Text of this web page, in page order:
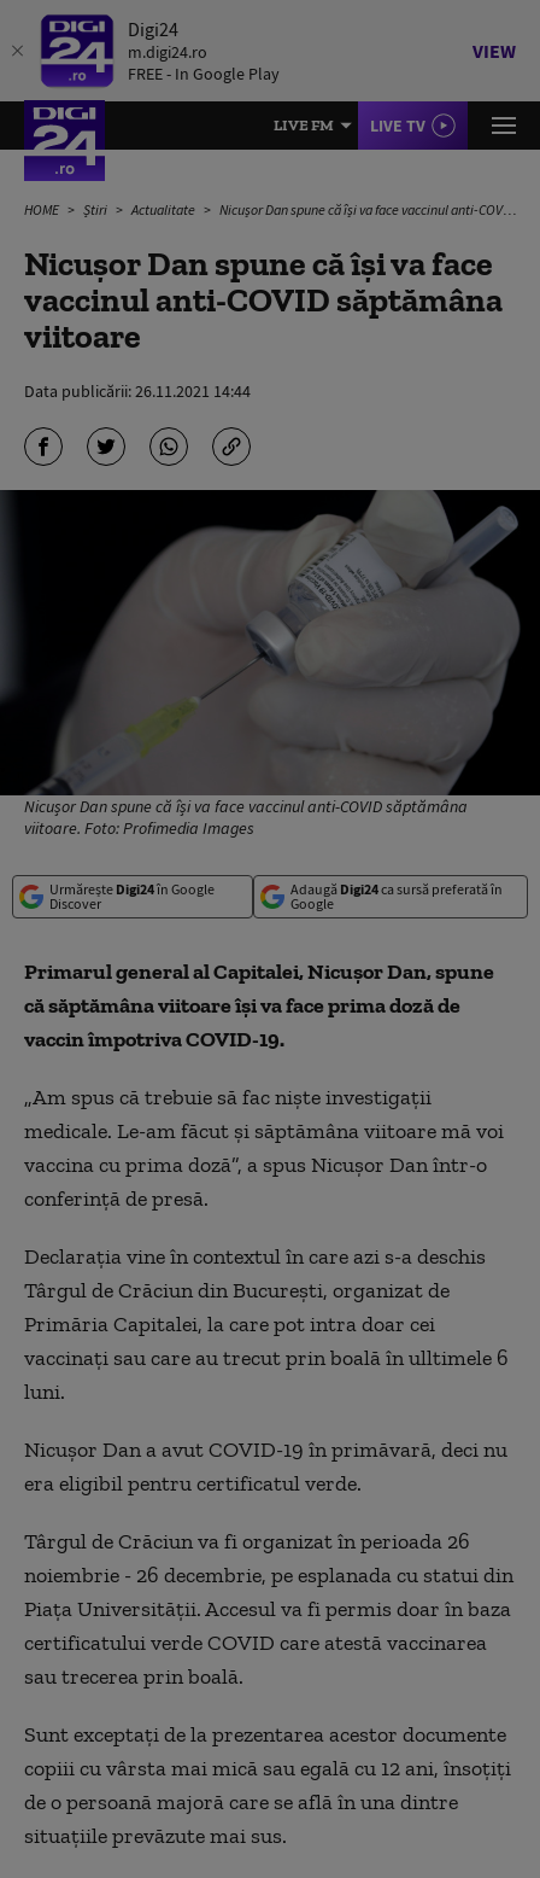
Digi24
m.digi24.ro
FREE - In Google Play
VIEW
LIVE FM LIVE TV
HOME Știri Actualitate Nicușor Dan spune că își va face vaccinul anti-COVID săptămâna viitoare
Nicușor Dan spune că își va face
vaccinul anti-COVID săptămâna
viitoare
Data publicării:26.11.2021 14:44
Nicușor Dan spune că își va face vaccinul anti-COVID săptămâna
viitoare. Foto: Profimedia Images
Urmărește Digi24în Google
Discover
Adaugă Digi24ca sursă preferată în
Google
Primarul general al Capitalei, Nicușor Dan, spune
că săptămâna viitoare își va face prima doză de
vaccin împotriva COVID-19.
„Am spus că trebuie să fac niște investigații
medicale. Le-am făcut și săptămâna viitoare mă voi
vaccina cu prima doză”, a spus Nicușor Dan într-o
conferință de presă.
Declarația vine în contextul în care azi s-a deschis
Târgul de Crăciun din București, organizat de
Primăria Capitalei, la care pot intra doar cei
vaccinați sau care au trecut prin boală în ulltimele 6
luni.
Nicușor Dan a avut COVID-19 în primăvară, deci nu
era eligibil pentru certificatul verde.
Târgul de Crăciun va fi organizat în perioada 26
noiembrie - 26 decembrie, pe esplanada cu statui din
Piaţa Universităţii. Accesul va fi permis doar în baza
certificatului verde COVID care atestă vaccinarea
sau trecerea prin boală.
Sunt exceptați de la prezentarea acestor documente
copiii cu vârsta mai mică sau egală cu 12 ani, însoțiți
de o persoană majoră care se află în una dintre
situațiile prevăzute mai sus.